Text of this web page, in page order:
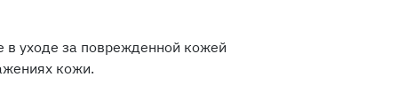
уходе за поврежденной кожей
кожи.